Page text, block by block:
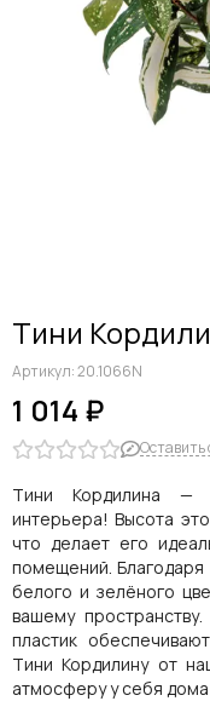
Тини
Артикул:20.1066N
1 014 ₽
Оставить
Тини Кордилина —
интерьера! Высота
что делает его
помещений.
белого и зелёного
вашему
пластик
Тини Кордилину от
атмосферу у себя